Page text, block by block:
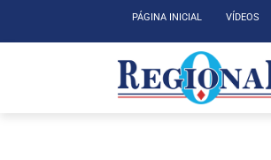
PÁGINA INICIAL VÍDEOS